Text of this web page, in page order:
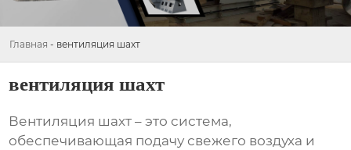
Главная - вентиляция шахт
вентиляция шахт
Вентиляция шахт – это система,
обеспечивающая подачу свежего воздуха и